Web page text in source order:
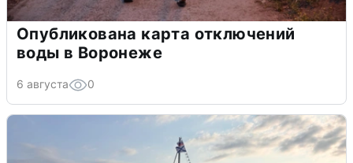
Опубликована карта отключений
воды в Воронеже
6 августа 0